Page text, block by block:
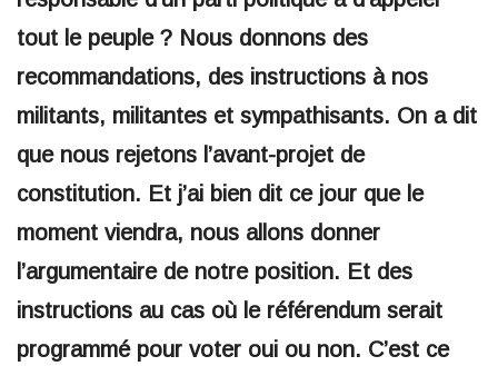
tout le peuple ? Nous donnons des
recommandations, des instructions à nos
militants, militantes et sympathisants. On a dit
que nous rejetons l’avant-projet de
constitution. Et j’ai bien dit ce jour que le
moment viendra, nous allons donner
l’argumentaire de notre position. Et des
instructions au cas où le référendum serait
programmé pour voter oui ou non. C’est ce